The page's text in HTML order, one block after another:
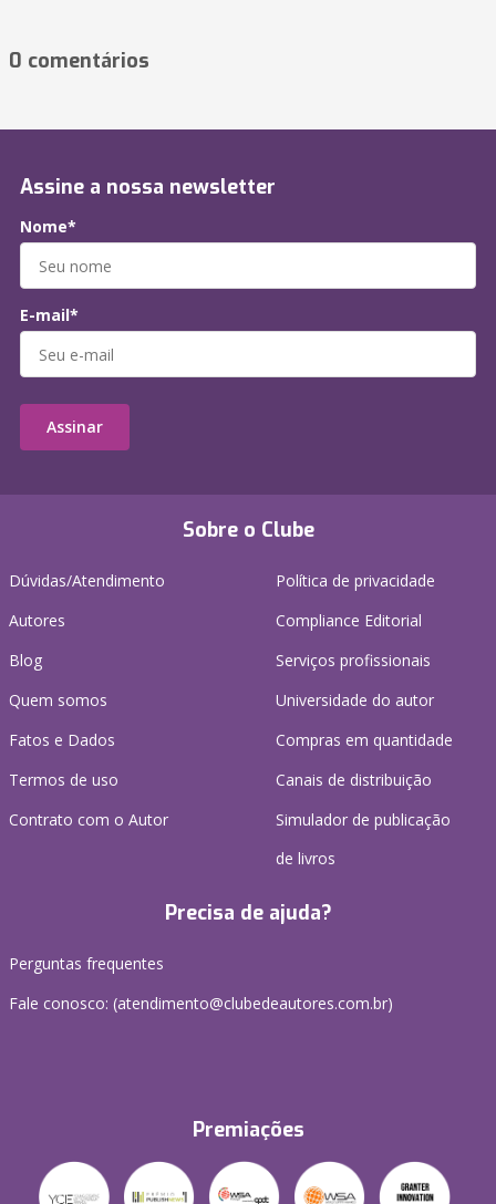
0 comentários
Sobre o Clube
Dúvidas/Atendimento
Autores
Blog
Quem somos
Fatos e Dados
Termos de uso
Contrato com o Autor
Política de privacidade
Compliance Editorial
Serviços profissionais
Universidade do autor
Compras em quantidade
Canais de distribuição
Simulador de publicação
de livros
Precisa de ajuda?
Perguntas frequentes
Fale conosco: (atendimento@clubedeautores.com.br)
Premiações
Assine a nossa newsletter
Nome*
E-mail*
Assinar